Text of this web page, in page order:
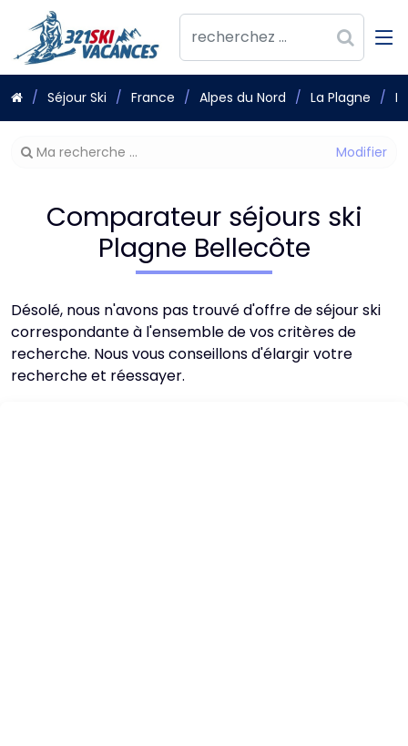
Séjour Ski France Alpes du Nord La Plagne
Modifier
Ma recherche ...
Comparateur séjours ski
Plagne Bellecôte
Désolé, nous n'avons pas trouvé d'offre de séjour ski
correspondante à l'ensemble de vos critères de
recherche. Nous vous conseillons d'élargir votre
recherche et réessayer.